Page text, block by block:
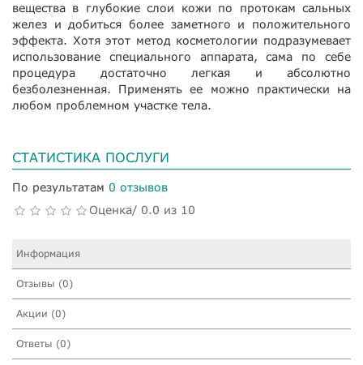
вещества в глубокие слои кожи по протокам сальных
желез и добиться более заметного и положительного
эффекта. Хотя этот метод косметологии подразумевает
использование специального аппарата, сама по себе
процедура достаточно легкая и абсолютно
безболезненная. Применять ее можно практически на
любом проблемном участке тела.
СТАТИСТИКА ПОСЛУГИ
По результатам 0 отзывов
Оценка/ 0.0 из 10
Информация
Отзывы (0)
Акции (0)
Ответы (0)